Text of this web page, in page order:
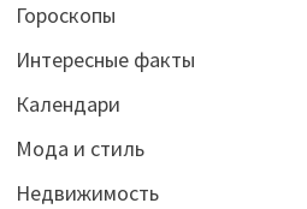
Гороскопы
Интересные факты
Календари
Мода и стиль
Недвижимость